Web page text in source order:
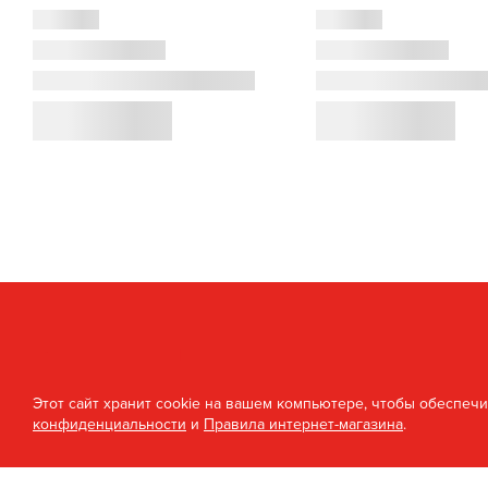
Этот сайт хранит cookie на вашем компьютере, чтобы
конфиденциальности и Правила интернет-магазина.